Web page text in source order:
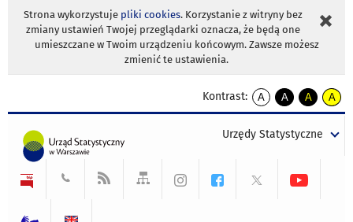
Strona wykorzystuje pliki cookies. Korzystanie z witryny bez
zmiany ustawień Twojej przeglądarki oznacza, że będą one
umieszczane w Twoim urządzeniu końcowym. Zawsze możesz
zmienić te ustawienia.
Kontrast:
A
kontrast
A
kontrast
tekst
czarnym
A
kontrast
tekst
czarnym
A
tekst
żółtym
Urzędy Statystyczne